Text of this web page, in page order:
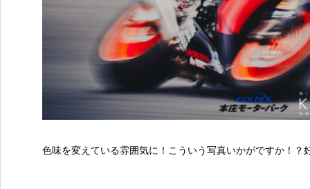
色味を変えている雰囲気に！こういう写真いかがですか！？